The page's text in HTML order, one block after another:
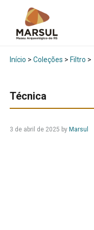
Início > Coleções > Filtro >
Técnica
3 de abril de 2025 by Marsul